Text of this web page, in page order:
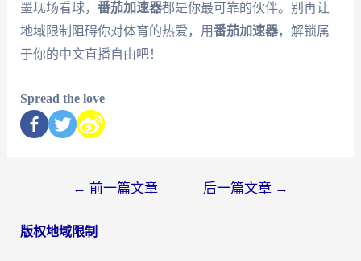
墨现场看球， 番茄加速器都是你最可靠的伙伴。别再让
地域限制阻碍你对体育的热爱，用番茄加速器，解锁属
于你的中文直播自由吧！
Spread the love
← 前一篇文章 后一篇文章 →
版权地域限制